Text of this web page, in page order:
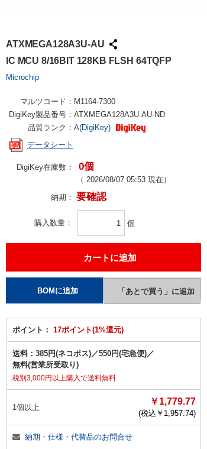
ATXMEGA128A3U-AU
IC MCU 8/16BIT 128KB FLSH 64TQFP
Microchip
マルツコード： M1164-7300
DigiKey製品番号： ATXMEGA128A3U-AU-ND
品質ランク： A(DigiKey)
データシート
DigiKey在庫数： 0個
（ 2026/08/07 05:53 現在）
納期： 要確認
購入数量 個
ポイント： 17ポイント(1%還元)
送料： 385円(ネコポス)／550円(宅急便)／
無料(営業所受取り)
税別3,000円以上購入で送料無料
1個以上
￥1,779.77
(税込￥ 1,957.74)
納期・仕様・代替品のお問合せ